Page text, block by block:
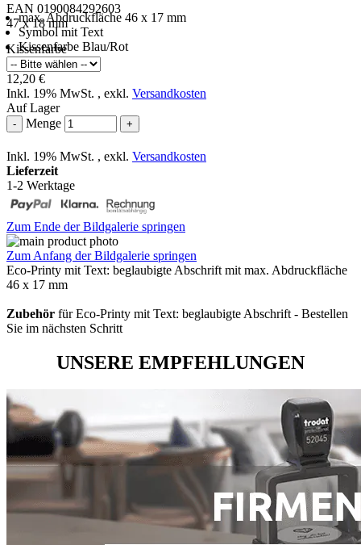
EAN 0190084292603
47 x 18 mm
max. Abdruckfläche 46 x 17 mm
Symbol mit Text
Kissenfarbe Blau/Rot
Kissenfarbe
12,20 €
Inkl. 19% MwSt. , exkl. Versandkosten
Auf Lager
- Menge +
Inkl. 19% MwSt. , exkl. Versandkosten
Lieferzeit
1-2 Werktage
Zum Ende der Bildgalerie springen
Zum Anfang der Bildgalerie springen
Eco-Printy mit Text: beglaubigte Abschrift mit max. Abdruckfläche
46 x 17 mm
Zubehör für Eco-Printy mit Text: beglaubigte Abschrift - Bestellen
Sie im nächsten Schritt
UNSERE EMPFEHLUNGEN